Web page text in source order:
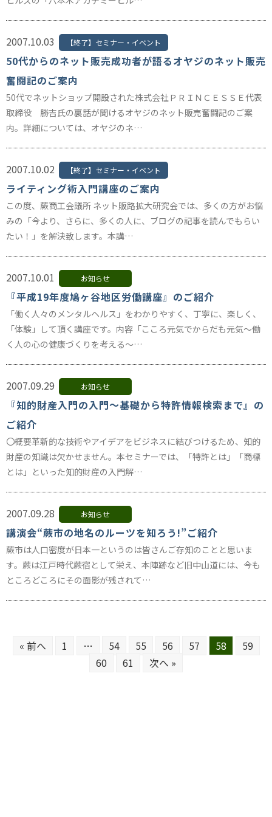
2007.10.03 【終了】セミナー・イベント
50代からのネット販売成功者が語るオヤジのネット販売
奮闘記のご案内
50代でネットショップ開設された株式会社ＰＲＩＮＣＥＳＳＥ代表
取締役 勝吉氏の裏話が聞けるオヤジのネット販売奮闘記のご案
内。詳細については、オヤジのネ…
2007.10.02 【終了】セミナー・イベント
ライティング術入門講座のご案内
この度、蕨商工会議所 ネット販路拡大研究会では、多くの方がお悩
みの「今より、さらに、多くの人に、ブログの記事を読んでもらい
たい！」を解決致します。本講…
2007.10.01 お知らせ
『平成19年度鳩ヶ谷地区労働講座』のご紹介
「働く人々のメンタルヘルス」をわかりやすく、丁寧に、楽しく、
「体験」して頂く講座です。内容「こころ元気でからだも元気～働
く人の心の健康づくりを考える～…
2007.09.29 お知らせ
『知的財産入門の入門～基礎から特許情報検索まで』の
ご紹介
〇概要革新的な技術やアイデアをビジネスに結びつけるため、知的
財産の知識は欠かせません。本セミナーでは、「特許とは」「商標
とは」といった知的財産の入門解…
2007.09.28 お知らせ
講演会“蕨市の地名のルーツを知ろう!”ご紹介
蕨市は人口密度が日本一というのは皆さんご存知のことと思いま
す。蕨は江戸時代蕨宿として栄え、本陣跡など旧中山道には、今も
ところどころにその面影が残されて…
« 前へ 1 … 54 55 56 57 58
59
60
61 次へ »